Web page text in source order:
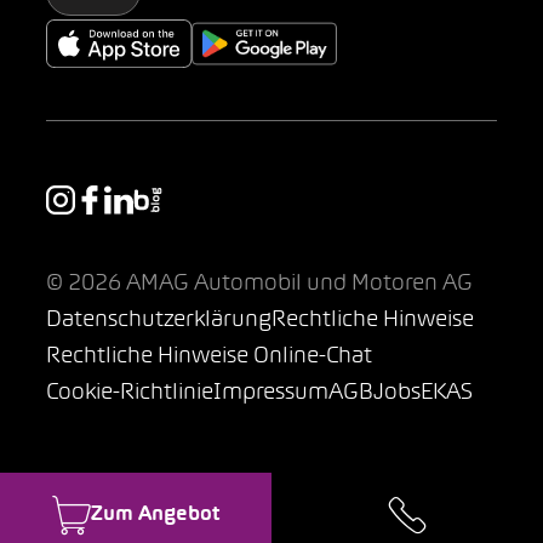
Zum Angebot
© 2026 AMAG Automobil und Motoren AG
DatenschutzerklärungRechtliche Hinweise
Rechtliche Hinweise Online-Chat
Cookie-RichtlinieImpressumAGBJobsEKAS